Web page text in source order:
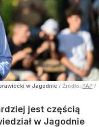
w Jagodnie / Źródło: PAP /
jest częścią
w Jagodnie